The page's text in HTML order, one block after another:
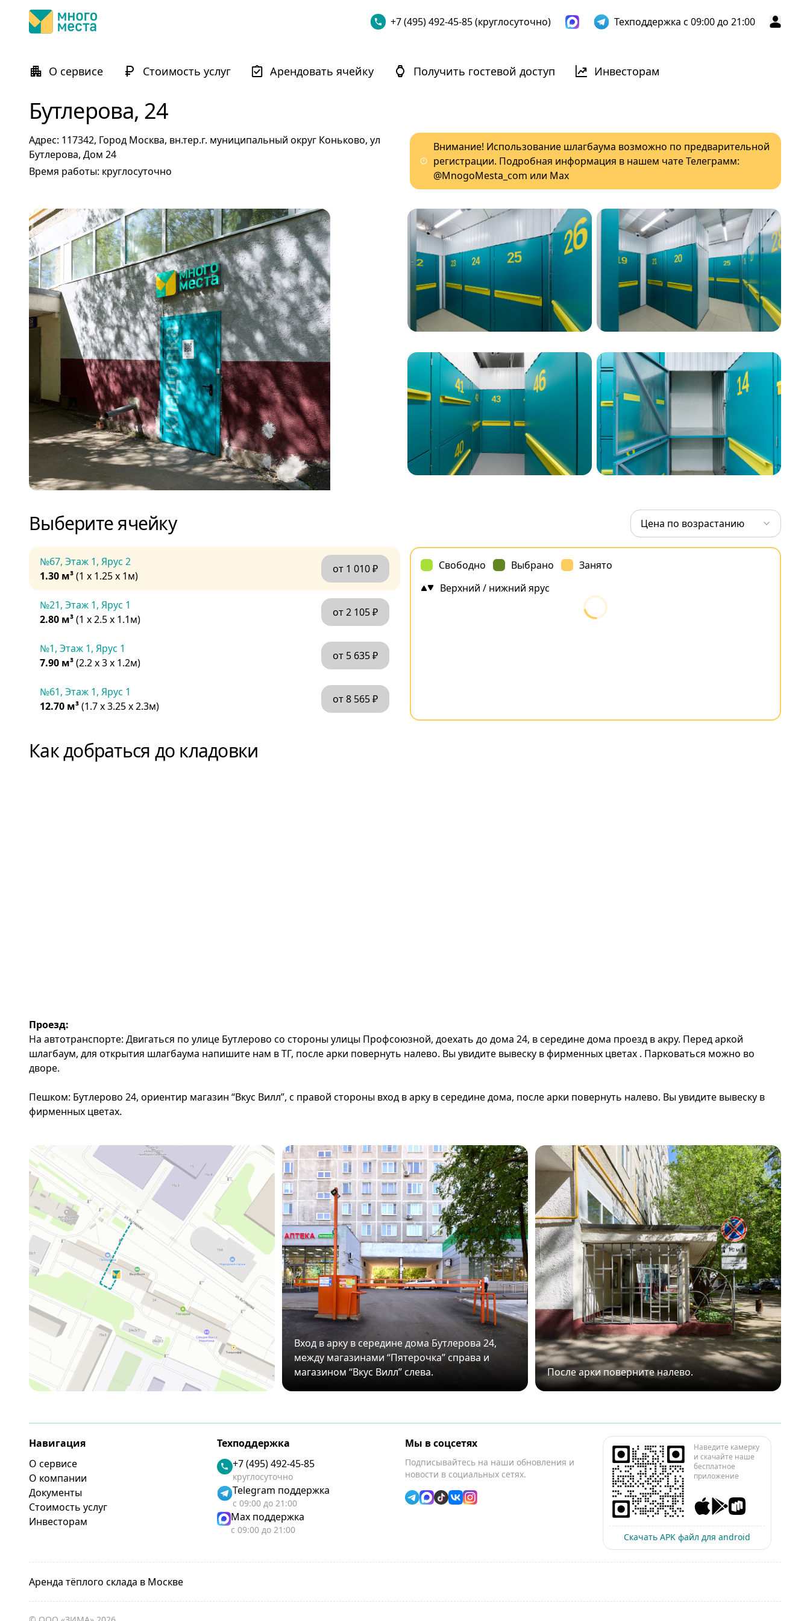
+7 (495) 492-45-85 (круглосуточно) Техподдержка с 09:00 до 21:00
О сервисе Стоимость услуг Арендовать ячейку Получить гостевой доступ Инвесторам
Бутлерова, 24
Адрес: 117342, Город Москва, вн.тер.г. муниципальный округ Коньково, ул
Бутлерова, Дом 24
Время работы: круглосуточно
Внимание! Использование шлагбаума возможно по предварительной
регистрации. Подробная информация в нашем чате Телеграмм:
@MnogoMesta_com или Мах
Выберите ячейку
Свободно Выбрано
Занято
Верхний / нижний ярус
№67, Этаж 1, Ярус 2
1.30 м³(1 х 1.25 х 1м)
от 1 010 ₽
№21, Этаж 1, Ярус 1
2.80 м³(1 х 2.5 х 1.1м)
от 2 105 ₽
№1, Этаж 1, Ярус 1
7.90 м³(2.2 х 3 х 1.2м)
от 5 635 ₽
№61, Этаж 1, Ярус 1
12.70 м³(1.7 х 3.25 х 2.3м)
от 8 565 ₽
Как добраться до кладовки
Проезд:
На автотранспорте: Двигаться по улице Бутлерово со стороны улицы Профсоюзной, доехать до дома 24, в середине дома проезд в акру. Перед аркой
шлагбаум, для открытия шлагбаума напишите нам в ТГ, после арки повернуть налево. Вы увидите вывеску в фирменных цветах . Парковаться можно во
дворе.
Пешком: Бутлерово 24, ориентир магазин “Вкус Вилл”, с правой стороны вход в арку в середине дома, после арки повернуть налево. Вы увидите вывеску в
фирменных цветах.
Вход в арку в середине дома Бутлерова 24,
между магазинами “Пятерочка” справа и
магазином “Вкус Вилл” слева.
После арки поверните налево.
Навигация
О сервисе
О компании
Документы
Стоимость услуг
Инвесторам
Техподдержка
+7 (495) 492-45-85
круглосуточно
Telegram поддержка
с 09:00 до 21:00
Max поддержка
с 09:00 до 21:00
Мы в соцсетях
Подписывайтесь на наши обновления и
новости в социальных сетях.
Наведите камерку
и скачайте наше
бесплатное
приложение
Скачать APK файл для android
Аренда тёплого склада в Москве